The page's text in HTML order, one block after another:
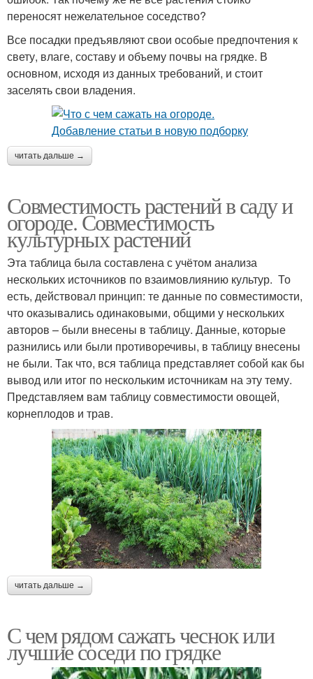
переносят нежелательное соседство?
Все посадки предъявляют свои особые предпочтения к
свету, влаге, составу и объему почвы на грядке. В
основном, исходя из данных требований, и стоит
заселять свои владения.
читать дальше →
Совместимость растений в саду и
огороде. Совместимость
культурных растений
Эта таблица была составлена с учётом анализа
нескольких источников по взаимовлиянию культур. То
есть, действовал принцип: те данные по совместимости,
что оказывались одинаковыми, общими у нескольких
авторов – были внесены в таблицу. Данные, которые
разнились или были противоречивы, в таблицу внесены
не были. Так что, вся таблица представляет собой как бы
вывод или итог по нескольким источникам на эту тему.
Представляем вам таблицу совместимости овощей,
корнеплодов и трав.
читать дальше →
С чем рядом сажать чеснок или
лучшие соседи по грядке